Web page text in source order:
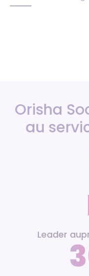
Orisha
au
Leader